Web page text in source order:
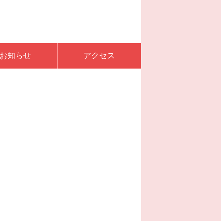
お知らせ アクセス